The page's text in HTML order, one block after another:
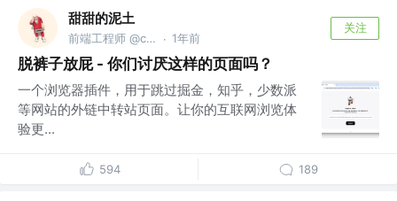
甜甜的泥土
前端工程师 @cocos · 1年前
关注
脱裤子放屁 - 你们讨厌这样的页面吗？
一个浏览器插件，用于跳过掘金，知乎，少数派
等网站的外链中转站页面。让你的互联网浏览体
验更...
594 189